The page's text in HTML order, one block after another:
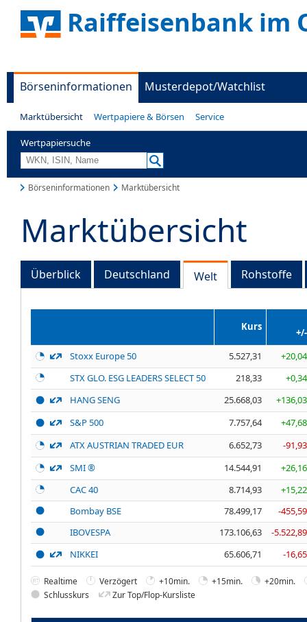
Raiffeisenbank im
Börseninformationen Musterdepot/Watchlist
Marktübersicht Wertpapiere & Börsen Service
Wertpapiersuche
Börseninformationen Marktübersicht
Marktübersicht
Überblick Deutschland Welt Rohstoffe
Kurs
+/-
Stoxx Europe 50
5.527,31
+20,04
STX GLO. ESG LEADERS SELECT 50
218,33
+0,34
HANG SENG
25.668,03
+136,03
S&P 500
7.757,64
+47,68
ATX AUSTRIAN TRADED EUR
6.652,73
-91,93
SMI ®
14.544,91
+26,16
CAC 40
8.714,93
+15,22
Bombay BSE
78.499,17
-455,59
IBOVESPA
173.106,63
-5.522,89
NIKKEI
65.606,71 -16,65
Realtime Verzögert +10min. +15min.
+20min.
Schlusskurs
Zur Top/Flop-Kursliste